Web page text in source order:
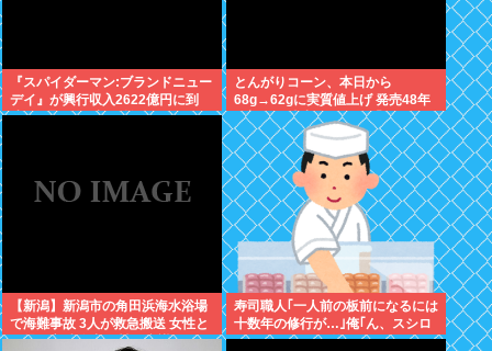
『スパイダーマン:ブランドニュー
デイ』が興行収入2622億円に到
達！2週目も好調に推移へ
とんがりコーン、本日から
68g→62gに実質値上げ 発売48年
で初の箱縮小 メーカー「CO2も
1067トン削減できます笑」
【新潟】新潟市の角田浜海水浴場
で海難事故 3人が救急搬送 女性と
男児が心肺停止 男性は意識あり
寿司職人｢一人前の板前になるには
十数年の修行が…｣俺｢ん、スシロ
ーでいいっしょ(笑)あんまかわん